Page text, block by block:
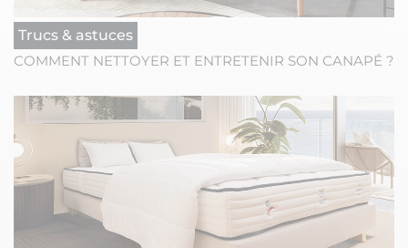
Trucs & astuces
COMMENT NETTOYER ET ENTRETENIR SON CANAPÉ ?